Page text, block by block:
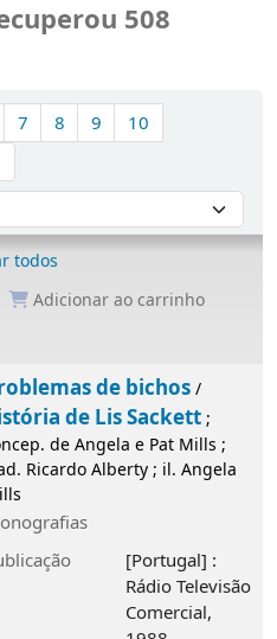
508
7 8 9
10
todos
Adicionar ao carrinho
de bichos/
de Lis Sackett;
de Angela e Pat Mills ;
Ricardo Alberty ; il. Angela
[Portugal] :
Rádio Televisão
Comercial,